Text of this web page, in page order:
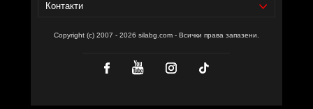
Контакти
Copyright (c) 2007 - 2026 silabg.com - Всички права запазени.